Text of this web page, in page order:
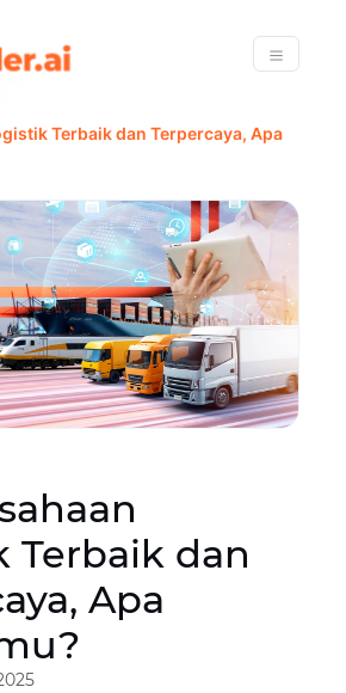
Forwarder
Menu
Terbaik dan Terpercaya, Apa
Terbaik dan
Apa